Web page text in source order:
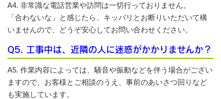
A4. 非常識な電話営業や訪問は一切行っておりません。
「合わないな」と感じたら、キッパリとお断りいただいて構
いませんので、どうぞ安心してお問い合わせください。
Q5. 工事中は、近隣の人に迷惑がかかりませんか？
A5. 作業内容によっては、騒音や振動などを伴う場合がござい
ますので、お客様とご相談のうえ、事前のあいさつ回りなど
も実施しています。